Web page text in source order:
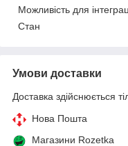
Можливість для
Стан
Умови доставки
Доставка здійснюється
Нова Пошта
Магазини Rozetka